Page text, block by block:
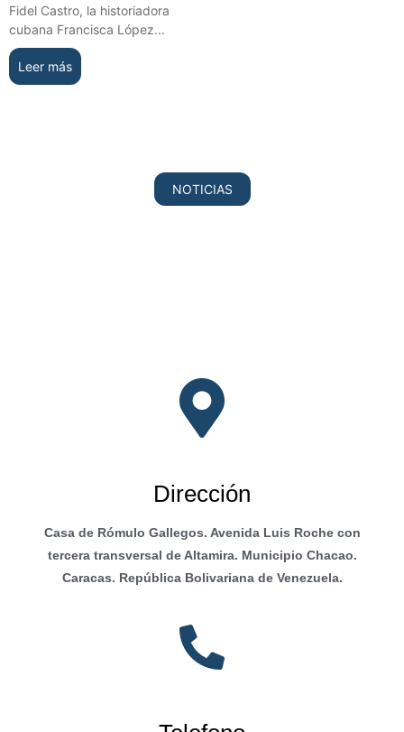
Fidel Castro, la historiadora
cubana Francisca López...
Leer más
NOTICIAS
Dirección
Casa de Rómulo Gallegos. Avenida Luis Roche con
tercera transversal de Altamira. Municipio Chacao.
Caracas. República Bolivariana de Venezuela.